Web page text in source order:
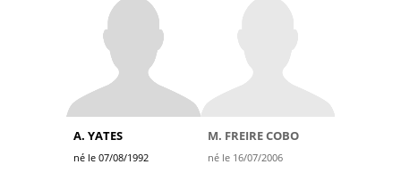
A. YATES
né le 07/08/1992
M. FREIRE COBO
né le 16/07/2006